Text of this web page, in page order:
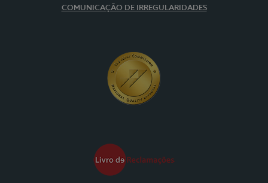
COMUNICAÇÃO DE IRREGULARIDADES